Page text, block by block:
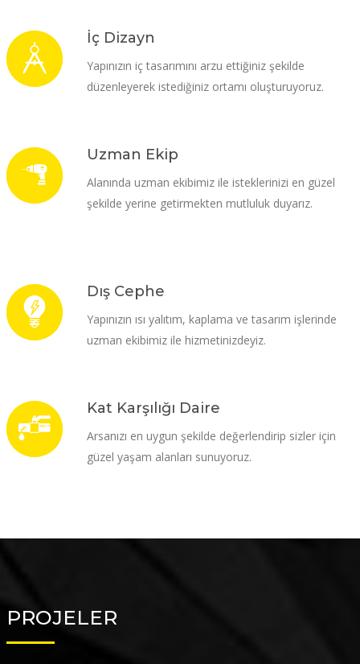
İç Dizayn
Yapınızın iç tasarımını arzu ettiğiniz şekilde
düzenleyerek istediğiniz ortamı oluşturuyoruz.
Uzman Ekip
Alanında uzman ekibimiz ile isteklerinizi en güzel
şekilde yerine getirmekten mutluluk duyarız.
Dış Cephe
Yapınızın ısı yalıtım, kaplama ve tasarım işlerinde
uzman ekibimiz ile hizmetinizdeyiz.
Kat Karşılığı Daire
Arsanızı en uygun şekilde değerlendirip sizler için
güzel yaşam alanları sunuyoruz.
PROJELER